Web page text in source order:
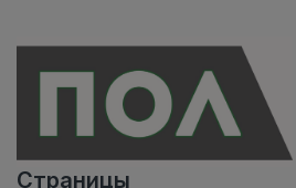
Страницы